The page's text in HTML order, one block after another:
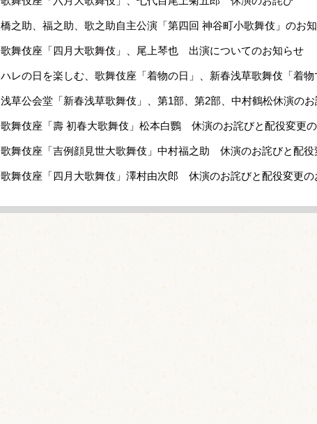
橋之助、福之助、歌之助自主公演「第四回 神谷町小歌舞伎」のお
歌舞伎座「四月大歌舞伎」、尾上琴也 出演についてのお知らせ
ハレの日を楽しむ、歌舞伎座「着物の日」、新春浅草歌舞伎「着物
浅草公会堂「新春浅草歌舞伎」、第1部、第2部、中村鶴松休演の
歌舞伎座「壽 初春大歌舞伎」松本白鸚 休演のお詫びと配役変更
歌舞伎座「吉例顔見世大歌舞伎」中村福之助 休演のお詫びと配役
歌舞伎座「四月大歌舞伎」澤村由次郎 休演のお詫びと配役変更の